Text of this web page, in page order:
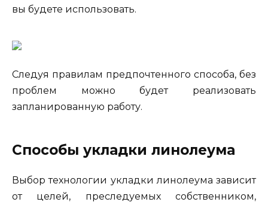
вы будете использовать.
Следуя правилам предпочтенного способа, без
проблем можно будет реализовать
запланированную работу.
Способы укладки линолеума
Выбор технологии укладки линолеума зависит
от целей, преследуемых собственником,